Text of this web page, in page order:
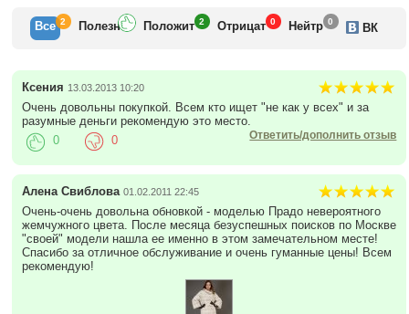
не закупаются рядовыми московскими меховыми салонами.
Все 2 Полезн Положит 2 Отрицат 0 Нейтр 0 ВК
Ксения 13.03.2013 10:20
Очень довольны покупкой. Всем кто ищет "не как у всех" и за
разумные деньги рекомендую это место.
Ответить/дополнить отзыв
0 0
Алена Свиблова 01.02.2011 22:45
Очень-очень довольна обновкой - моделью Прадо невероятного
жемчужного цвета. После месяца безуспешных поисков по Москве
"своей" модели нашла ее именно в этом замечательном месте!
Спасибо за отличное обслуживание и очень гуманные цены! Всем
рекомендую!